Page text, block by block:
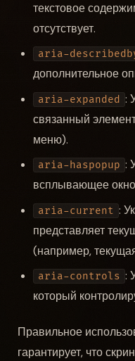
текстовое
отсутствует.
aria-
дополнительное
aria-expanded :
связанный
меню).
aria-haspopup :
всплывающее
aria-current :
представляет
(например,
aria-controls :
который
Правильное
гарантирует, что